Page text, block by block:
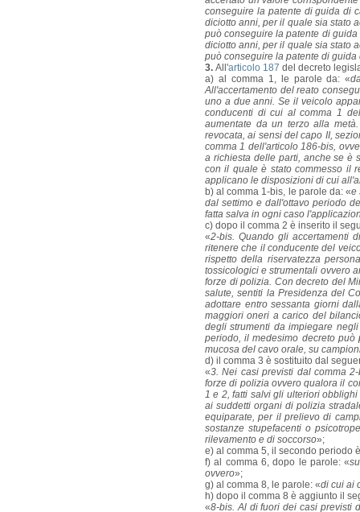
conseguire la patente di guida di
diciotto anni, per il quale sia stato
può conseguire la patente di
diciotto anni, per il quale sia stato
può conseguire la patente di
3. All'articolo 187 del decreto
a) al comma 1, le parole da: «
All'accertamento del reato
uno a due anni. Se il veicolo
conducenti di cui al comma 1
aumentate da un terzo alla
revocata, ai sensi del capo II,
comma 1 dell'articolo 186-bis,
a richiesta delle parti, anche se è
con il quale è stato commesso il
applicano le disposizioni di cui
b) al comma 1-bis, le parole da: «e
dal settimo e dall'ottavo periodo
fatta salva in ogni caso
c) dopo il comma 2 è inserito il
«2-bis. Quando gli accertamenti
ritenere che il conducente del
rispetto della riservatezza
tossicologici e strumentali ovvero
forze di polizia. Con decreto del
salute, sentiti la Presidenza del
adottare entro sessanta giorni
maggiori oneri a carico del
degli strumenti da impiegare
periodo, il medesimo decreto
mucosa del cavo orale, su
d) il comma 3 è sostituito dal
«3. Nei casi previsti dal comma
forze di polizia ovvero qualora il
1 e 2, fatti salvi gli ulteriori
ai suddetti organi di polizia
equiparate, per il prelievo di
sostanze stupefacenti o
rilevamento e di soccorso»;
e) al comma 5, il secondo periodo
f) al comma 6, dopo le parole: «
ovvero»;
g) al comma 8, le parole: «di cui ai
h) dopo il comma 8 è aggiunto il
«8-bis. Al di fuori dei casi previsti